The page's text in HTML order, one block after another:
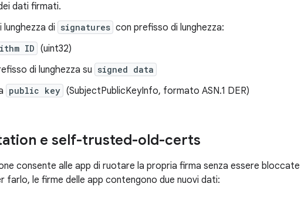
dati firmati.
di signatures con prefisso di lunghezza:
ID (uint32)
di lunghezza su signed data
public key (SubjectPublicKeyInfo, formato ASN.1 DER)
e self-trusted-old-certs
consente alle app di ruotare la propria firma senza essere bloccate
farlo, le firme delle app contengono due nuovi dati: